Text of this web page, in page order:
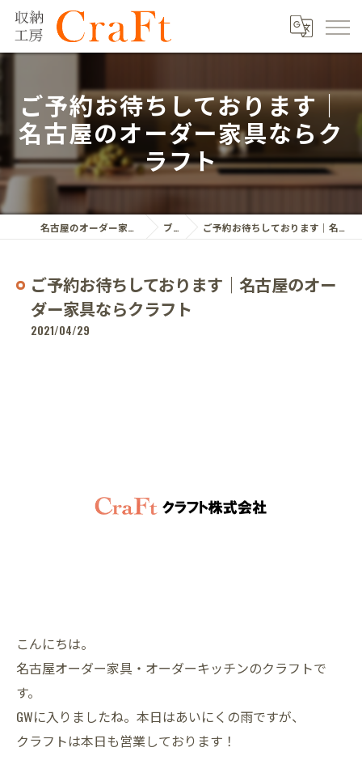
ご予約お待ちしております｜
名古屋のオーダー家具ならク
ラフト
名古屋のオーダー家具ならクラフト株式会社 ブログ ご予約お待ちしております｜名古屋のオーダー家具ならクラフト
ご予約お待ちしております｜名古屋のオー
ダー家具ならクラフト
2021/04/29
こんにちは。
名古屋オーダー家具・オーダーキッチンのクラフトで
す。
GWに入りましたね。本日はあいにくの雨ですが、
クラフトは本日も営業しております！